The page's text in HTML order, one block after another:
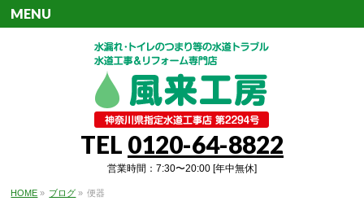
TEL 0120-64-8822
営業時間：7:30〜20:00 [年中無休]
MENU
HOME » ブログ » 便器